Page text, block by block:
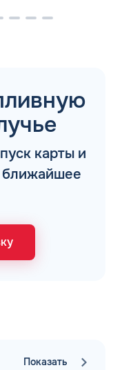
карты и
ближайшее
Показать